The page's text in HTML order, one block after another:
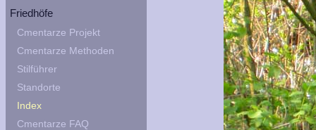
Friedhöfe
Cmentarze Projekt
Cmentarze Methoden
Stilführer
Standorte
Index
Cmentarze FAQ